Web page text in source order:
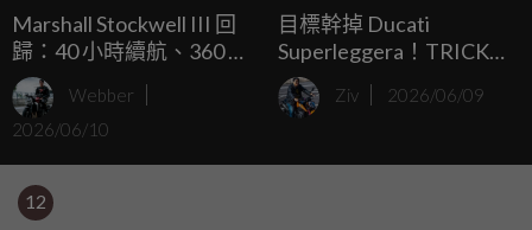
Marshall Stockwell III 回
歸：40 小時續航、360 度
音效
Webber
2026/06/10
目標幹掉 Ducati
Superleggera！TRICK
STAR 啟動 KAWASAKI
Z900RS 瘋狂渦輪計畫
Ziv 2026/06/09
12